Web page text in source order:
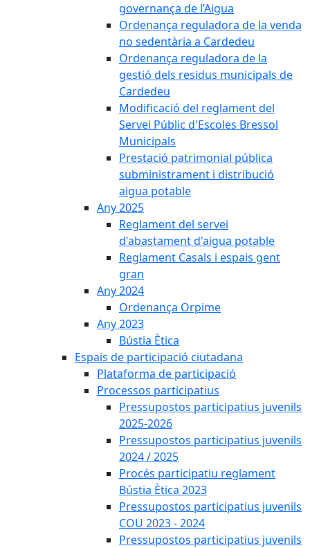
governança de l’Aigua
Ordenança reguladora de la venda
no sedentària a Cardedeu
Ordenança reguladora de la
gestió dels residus municipals de
Cardedeu
Modificació del reglament del
Servei Públic d'Escoles Bressol
Municipals
Prestació patrimonial pública
subministrament i distribució
aigua potable
Any 2025
Reglament del servei
d'abastament d'aigua potable
Reglament Casals i espais gent
gran
Any 2024
Ordenança Orpime
Any 2023
Bústia Ètica
Espais de participació ciutadana
Plataforma de participació
Processos participatius
Pressupostos participatius juvenils
2025-2026
Pressupostos participatius juvenils
2024 / 2025
Procés participatiu reglament
Bústia Ètica 2023
Pressupostos participatius juvenils
COU 2023 - 2024
Pressupostos participatius juvenils